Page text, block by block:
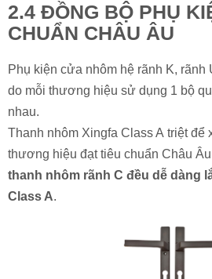
2.4 ĐỒNG BỘ PHỤ
CHUẨN CHÂU ÂU
Phụ kiện cửa nhôm hệ rãnh K,
do mỗi thương hiệu sử dụng 1 bộ
nhau.
Thanh nhôm Xingfa Class A triệt để
thương hiệu đạt tiêu chuẩn Châu
thanh nhôm rãnh C đều dễ dàng
Class A.